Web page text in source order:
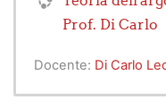
Prof. Di Carlo
Docente: Di Carlo